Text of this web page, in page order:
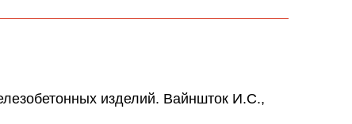
изделий. Вайншток И.С.,